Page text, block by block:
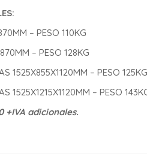
– PESO 110KG
– PESO 128KG
1525X855X1120MM – PESO 125KG
1525X1215X1120MM – PESO
+IVA adicionales.